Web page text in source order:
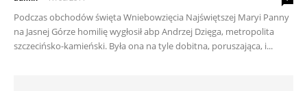
Podczas obchodów święta Wniebowzięcia Najświętszej Maryi Panny
na Jasnej Górze homilię wygłosił abp Andrzej Dzięga, metropolita
szczecińsko-kamieński. Była ona na tyle dobitna, poruszająca, i...